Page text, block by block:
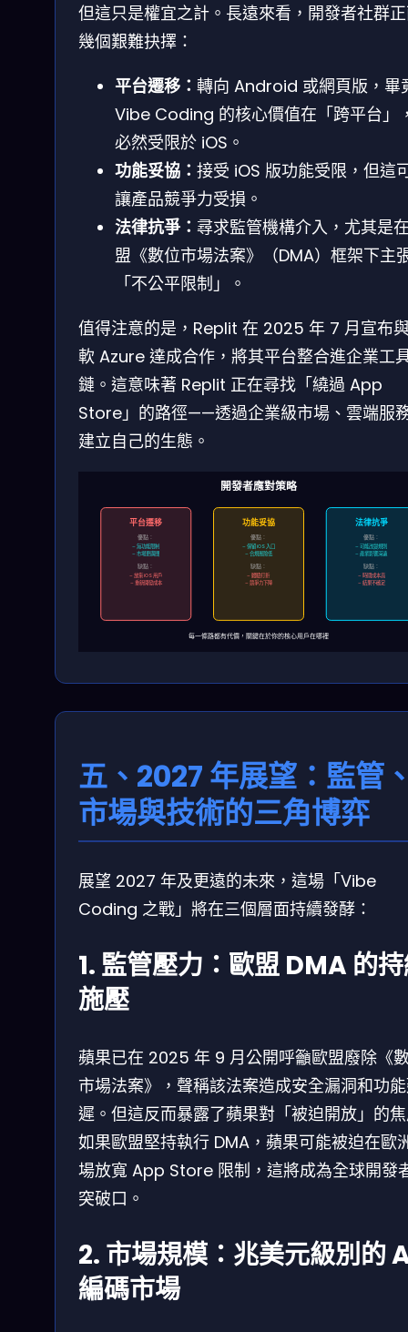
但這只是權宜之計。長遠來看，開發者社群
幾個艱難抉擇：
平台遷移： 轉向 Android 或網頁版，畢
Vibe Coding 的核心價值在「跨平台」
必然受限於 iOS。
功能妥協： 接受 iOS 版功能受限，但這
讓產品競爭力受損。
法律抗爭： 尋求監管機構介入，尤其是
盟《數位市場法案》（DMA）框架下主
「不公平限制」。
值得注意的是，Replit 在 2025 年 7 月宣布
軟 Azure 達成合作，將其平台整合進企業工
鏈。這意味著 Replit 正在尋找「繞過 App
Store」的路徑——透過企業級市場、雲端服
建立自己的生態。
開發者應對策略
平台遷移
優點：
– 無功能限制
– 市場更廣闊
缺點：
– 放棄 iOS 用戶
– 重新開發成本
功能妥協
優點：
– 保留 iOS 入口
– 合規風險低
缺點：
– 體驗打折
– 競爭力下降
法律抗爭
優點：
– 可能改變規則
– 產業影響深遠
缺點：
– 時間成本高
– 結果不確定
每一條路都有代價，關鍵在於你的核心用戶在哪裡
五、2027 年展望：監管
市場與技術的三角博弈
展望 2027 年及更遠的未來，這場「Vibe
Coding 之戰」將在三個層面持續發酵：
1. 監管壓力：歐盟 DMA 的
施壓
蘋果已在 2025 年 9 月公開呼籲歐盟廢除《
市場法案》，聲稱該法案造成安全漏洞和功
遲。但這反而暴露了蘋果對「被迫開放」的
如果歐盟堅持執行 DMA，蘋果可能被迫在歐
場放寬 App Store 限制，這將成為全球開發
突破口。
2. 市場規模：兆美元級別的
編碼市場